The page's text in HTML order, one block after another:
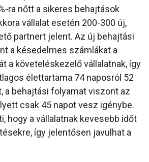
ra nőtt a sikeres behajtások
vállalat esetén 200-300 új,
partnert jelent. Az új behajtási
a késedelmes számlákat a
a követeléskezelő vállalatnak, így
élettartama 74 naposról 52
a behajtási folyamat viszont az
csak 45 napot vesz igénybe.
hogy a vállalatnak kevesebb időt
így jelentősen javulhat a